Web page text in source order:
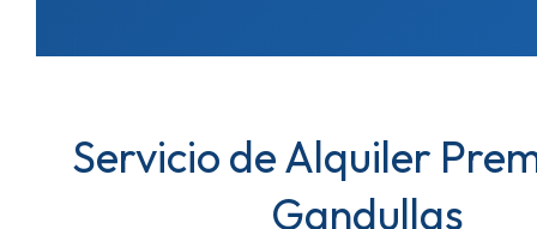
Servicio de Alquiler
Gandullas